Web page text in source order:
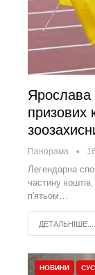
Ярослава
призових
Панорама
Легендарна
частину
п'ятьом…
ДЕТАЛЬНІШЕ...
НОВИНИ